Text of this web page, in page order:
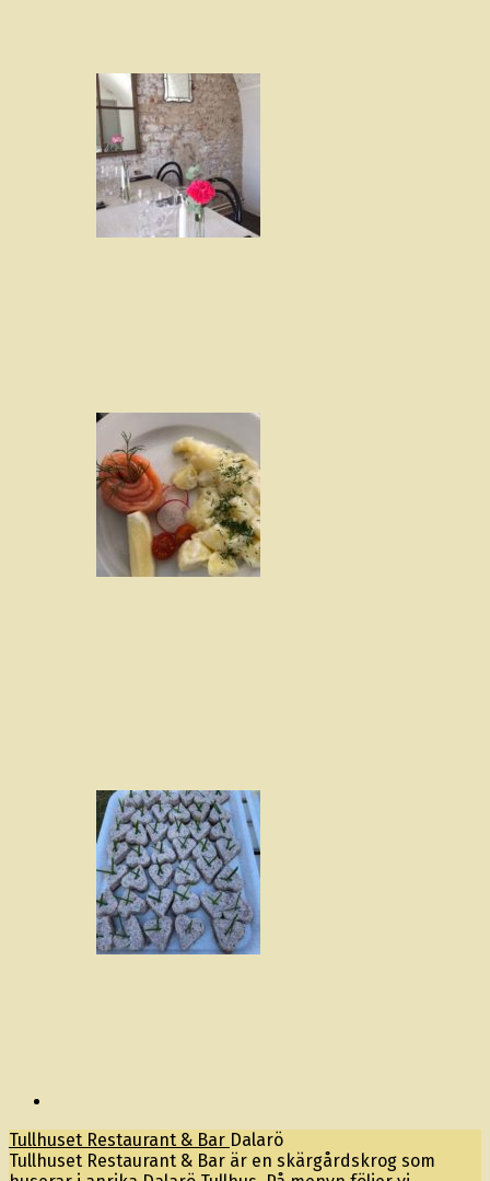
Tullhuset Restaurant & Bar Dalarö
Tullhuset Restaurant & Bar är en skärgårdskrog som